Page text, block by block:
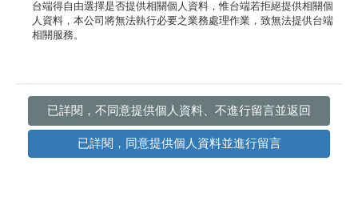
台端得自由選擇是否提供相關個人資料，惟台端若拒絕提供相關個
人資料，本公司將無法執行必要之業務處理作業，致無法提供台端
相關服務。
已詳閱，不同意提供個人資料、不進行留言並返回